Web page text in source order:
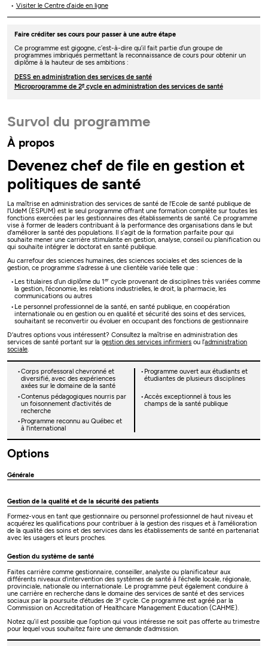
Visiter le Centre d’aide en ligne
Faire créditer ses cours pour passer à une autre étape
Ce programme est gigogne, c’est-à-dire qu’il fait partie d’un groupe de
programmes imbriqués permettant la reconnaissance de cours pour obtenir un
diplôme à la hauteur de ses ambitions :
DESS en administration des services de santé
Microprogramme de 2ecycle en administration des services de santé
Survol du programme
À propos
Devenez chef de file en gestion et
politiques de santé
La maîtrise en administration des services de santé de l'Ecole de santé publique de
l'UdeM (ESPUM) est le seul programme offrant une formation complète sur toutes les
fonctions exercées par les gestionnaires des établissements de santé. Ce programme
vise à former de leaders contribuant à la performance des organisations dans le but
d'améliorer la santé des populations. Il s’agit de la formation parfaite pour qui
souhaite mener une carrière stimulante en gestion, analyse, conseil ou planification ou
qui souhaite intégrer le doctorat en santé publique.
Au carrefour des sciences humaines, des sciences sociales et des sciences de la
gestion, ce programme s'adresse à une clientèle variée telle que :
Les titulaires d’un diplôme du 1 ercycle provenant de disciplines très variées comme
la gestion, l'économie, les relations industrielles, le droit, la pharmacie, les
communications ou autres
Le personnel professionnel de la santé, en santé publique, en coopération
internationale ou en gestion ou en qualité et sécurité des soins et des services,
souhaitant se reconvertir ou évoluer en occupant des fonctions de gestionnaire
D'autres options vous intéressent? Consultez la maîtrise en administration des
services de santé portant sur lagestion des services infirmiers ou l’administration
sociale.
Corps professoral chevronné et
diversifié, avec des expériences
axées sur le domaine de la santé
Programme ouvert aux étudiants et
étudiantes de plusieurs disciplines
Contenus pédagogiques nourris par
un foisonnement d'activités de
recherche
Accès exceptionnel à tous les
champs de la santé publique
Programme reconnu au Québec et
à l'international
Options
Générale
Gestion de la qualité et de la sécurité des patients
Formez-vous en tant que gestionnaire ou personnel professionnel de haut niveau et
acquérez les qualifications pour contribuer à la gestion des risques et à l'amélioration
de la qualité des soins et des services dans les établissements de santé en partenariat
avec les usagers et leurs proches.
Gestion du système de santé
Faites carrière comme gestionnaire, conseiller, analyste ou planificateur aux
différents niveaux d'intervention des systèmes de santé à l'échelle locale, régionale,
provinciale, nationale ou internationale. Le programme peut également conduire à
une carrière en recherche dans le domaine des services de santé et des services
sociaux par la poursuite d'études de 3e cycle. Ce programme est agréé par la
Commission on Accreditation of Healthcare Management Education (CAHME).
Notez qu’il est possible que l’option qui vous intéresse ne soit pas offerte au trimestre
pour lequel vous souhaitez faire une demande d’admission.